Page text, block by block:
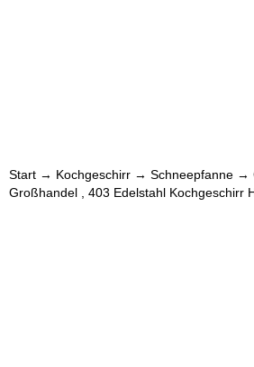
Start → Kochgeschirr → Schneepfanne →
Großhandel , 403 Edelstahl Kochgeschirr